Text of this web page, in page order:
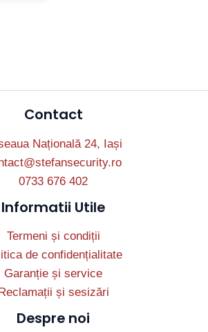
Contact
Națională 24, Iași
0733 676 402
Informatii Utile
Termeni și condiții
de confidențialitate
Garanție și service
Reclamații și sesizări
Despre noi